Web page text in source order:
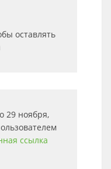
оставлять
29 ноября,
ссылка